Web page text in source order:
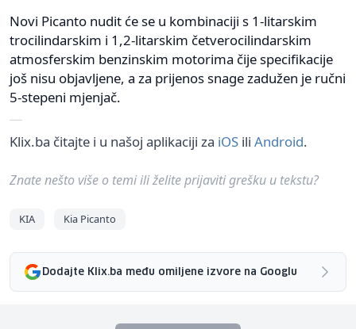
Novi Picanto nudit će se u kombinaciji s 1-litarskim
trocilindarskim i 1,2-litarskim četverocilindarskim
atmosferskim benzinskim motorima čije specifikacije
još nisu objavljene, a za prijenos snage zadužen je ručni
5-stepeni mjenjač.
Klix.ba čitajte i u našoj aplikaciji za iOS ili Android.
Znate nešto više o temi ili želite prijaviti grešku u tekstu?
KIA Kia Picanto
Dodajte Klix.ba među omiljene izvore na Googlu